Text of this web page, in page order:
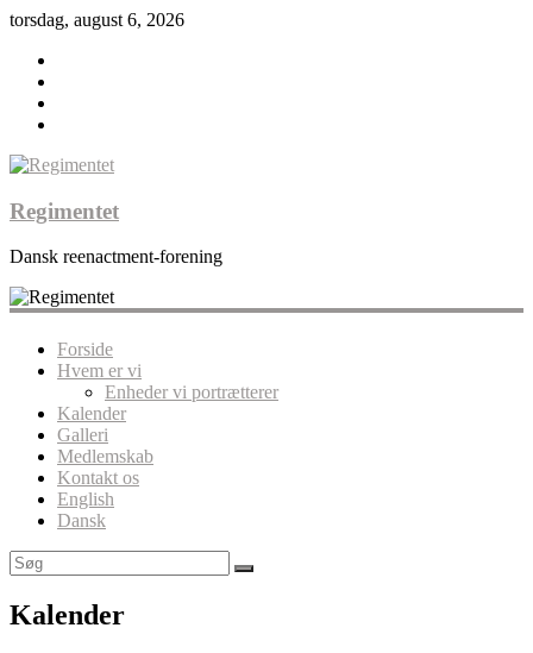
torsdag, august 6, 2026
Regimentet
Dansk reenactment-forening
Forside
Hvem er vi
Enheder vi portrætterer
Kalender
Galleri
Medlemskab
Kontakt os
English
Dansk
Kalender